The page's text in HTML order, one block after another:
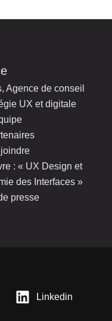
Agence de conseil
UX et digitale
: « UX Design et
des Interfaces »
presse
Linkedin